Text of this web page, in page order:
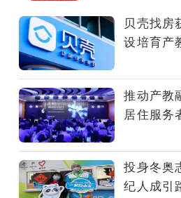
下，
贝
壳
找
房
将
坚
持
创
新
贝壳找房
设培育产
推动产教
居住服务
投身冬奥
纪人成引